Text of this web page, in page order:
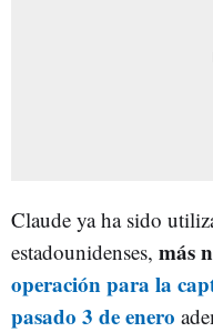
Claude ya ha sido
estadounidenses, más
operación para la
pasado 3 de enero